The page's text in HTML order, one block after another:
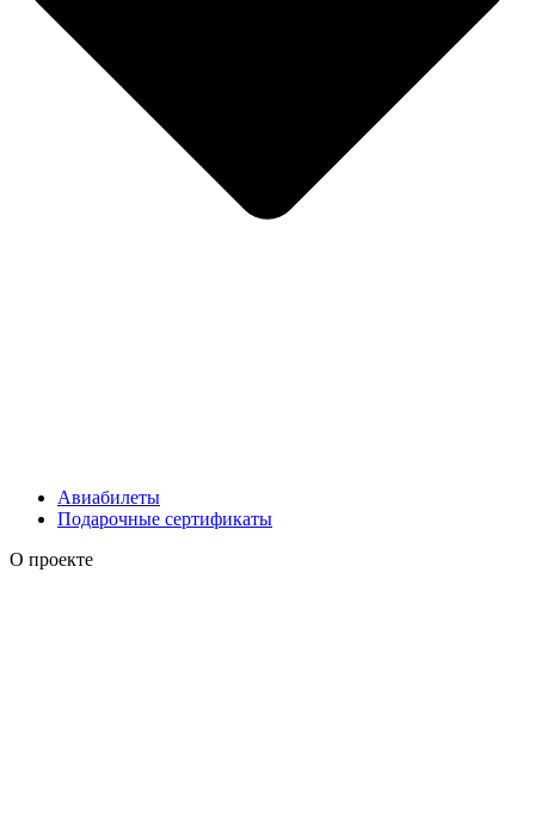
Авиабилеты
Подарочные сертификаты
О проекте